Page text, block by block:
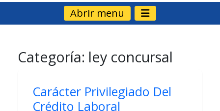
Abrir menu
Categoría: ley concursal
Carácter Privilegiado Del
Crédito Laboral